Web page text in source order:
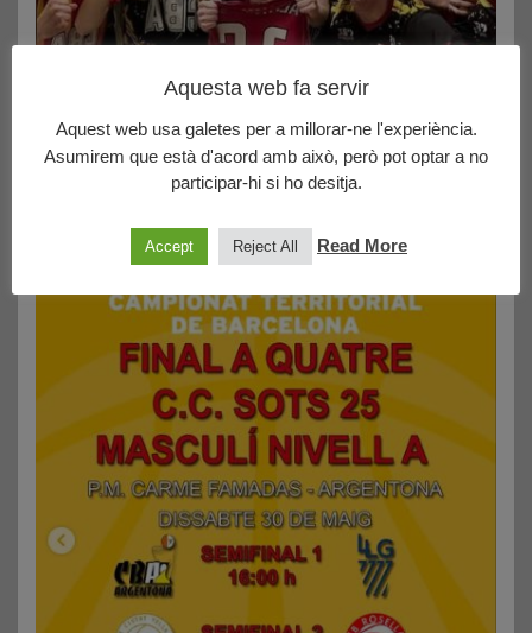
Aquesta web fa servir
Aquest web usa galetes per a millorar-ne l'experiència.
Asumirem que està d'acord amb això, però pot optar a no
participar-hi si ho desitja.
Accept Reject All Read More